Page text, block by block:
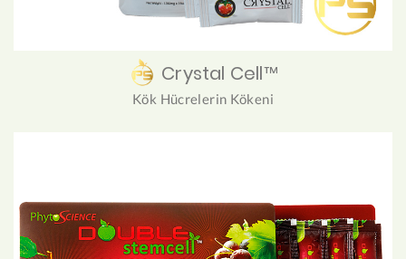
Crystal Cell™
Kök Hücrelerin Kökeni